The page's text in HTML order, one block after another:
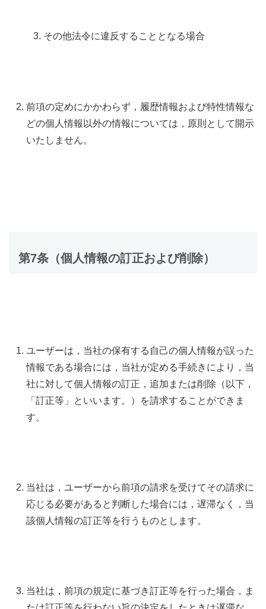
その他法令に違反することとなる場合
前項の定めにかかわらず，履歴情報および特性情報な
どの個人情報以外の情報については，原則として開示
いたしません。
第7条（個人情報の訂正および削除）
ユーザーは，当社の保有する自己の個人情報が誤った
情報である場合には，当社が定める手続きにより，当
社に対して個人情報の訂正，追加または削除（以下，
「訂正等」といいます。）を請求することができま
す。
当社は，ユーザーから前項の請求を受けてその請求に
応じる必要があると判断した場合には，遅滞なく，当
該個人情報の訂正等を行うものとします。
当社は，前項の規定に基づき訂正等を行った場合，ま